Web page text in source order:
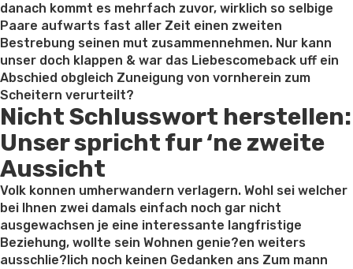
danach kommt es mehrfach zuvor, wirklich so selbige
Paare aufwarts fast aller Zeit einen zweiten
Bestrebung seinen mut zusammennehmen. Nur kann
unser doch klappen & war das Liebescomeback uff ein
Abschied obgleich Zuneigung von vornherein zum
Scheitern verurteilt?
Nicht Schlusswort herstellen:
Unser spricht fur ‘ne zweite
Aussicht
Volk konnen umherwandern verlagern. Wohl sei welcher
bei Ihnen zwei damals einfach noch gar nicht
ausgewachsen je eine interessante langfristige
Beziehung, wollte sein Wohnen genie?en weiters
ausschlie?lich noch keinen Gedanken ans Zum mann